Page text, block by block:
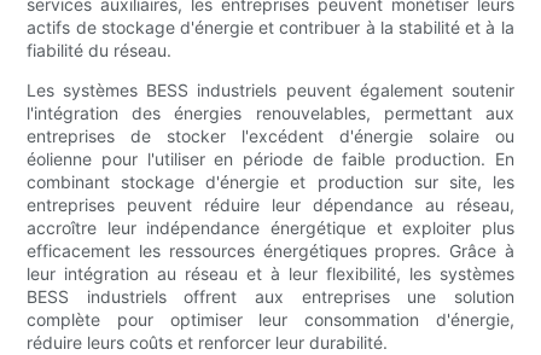
services auxiliaires, les entreprises peuvent monétiser leurs
actifs de stockage d'énergie et contribuer à la stabilité et à la
fiabilité du réseau.
Les systèmes BESS industriels peuvent également soutenir
l'intégration des énergies renouvelables, permettant aux
entreprises de stocker l'excédent d'énergie solaire ou
éolienne pour l'utiliser en période de faible production. En
combinant stockage d'énergie et production sur site, les
entreprises peuvent réduire leur dépendance au réseau,
accroître leur indépendance énergétique et exploiter plus
efficacement les ressources énergétiques propres. Grâce à
leur intégration au réseau et à leur flexibilité, les systèmes
BESS industriels offrent aux entreprises une solution
complète pour optimiser leur consommation d'énergie,
réduire leurs coûts et renforcer leur durabilité.